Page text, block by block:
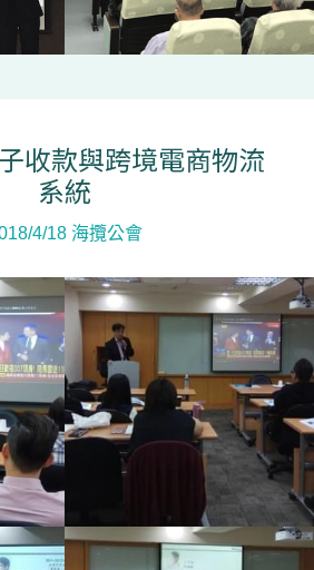
收款與跨境電商物流
系統
4/18 海攬公會